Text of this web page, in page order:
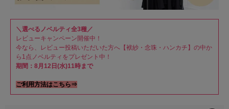
＼選べるノベルティ全3種／
レビューキャンペーン開催中！
今なら、レビュー投稿いただいた方へ【袱紗・念珠・ハンカチ】の中か
ら1点ノベルティをプレゼント中！
期間：8月12日(水)11時まで
ご利用方法はこちら⇒